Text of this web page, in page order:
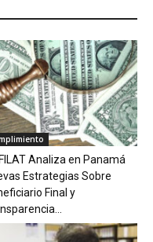
Analiza en Panamá
Estrategias Sobre
Final y